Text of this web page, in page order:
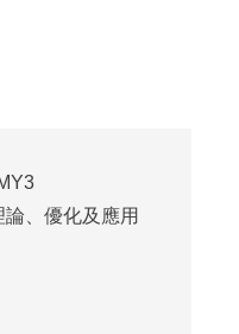
、優化及應用